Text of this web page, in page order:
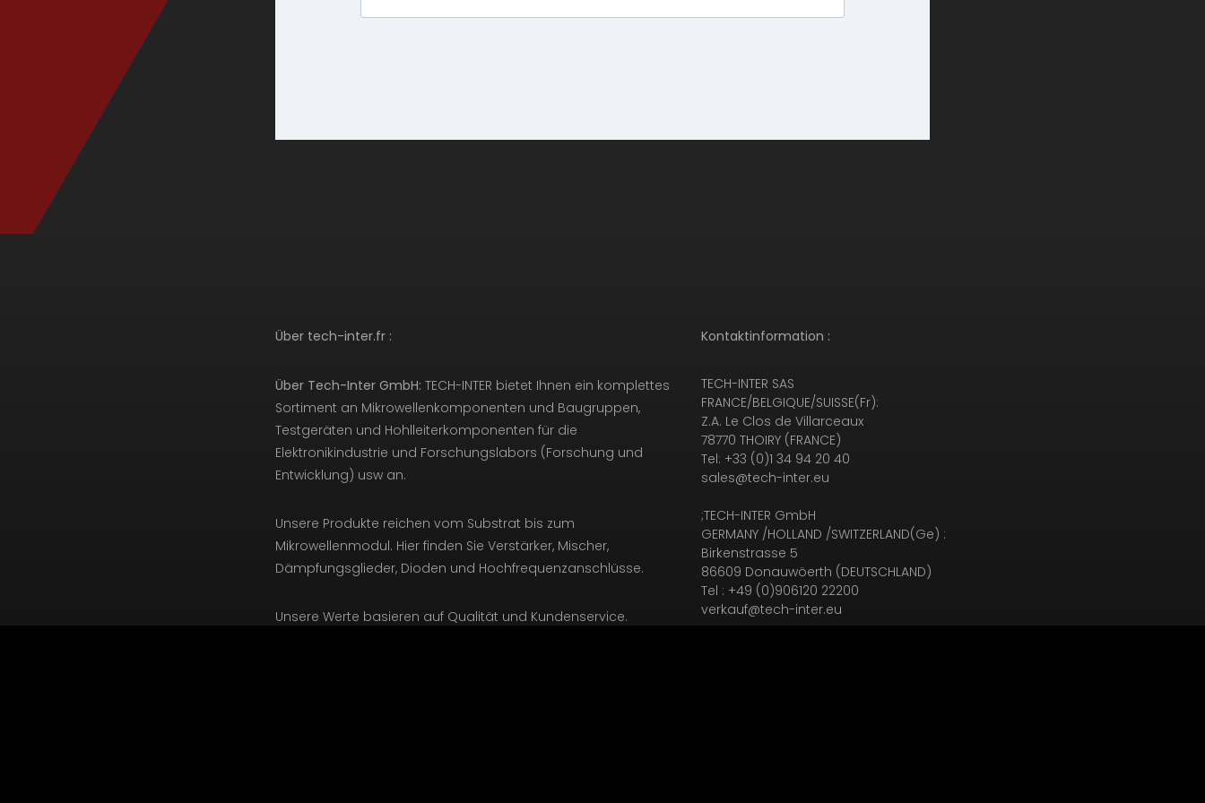
Über tech-inter.fr :
Über Tech-Inter GmbH: TECH-INTER bietet Ihnen ein komplettes
Sortiment an Mikrowellenkomponenten und Baugruppen,
Testgeräten und Hohlleiterkomponenten für die
Elektronikindustrie und Forschungslabors (Forschung und
Entwicklung) usw an.
Unsere Produkte reichen vom Substrat bis zum
Mikrowellenmodul. Hier finden Sie Verstärker, Mischer,
Dämpfungsglieder, Dioden und Hochfrequenzanschlüsse.
Unsere Werte basieren auf Qualität und Kundenservice.
Kontaktinformation :
TECH-INTER SAS
FRANCE/BELGIQUE/SUISSE(Fr):
Z.A. Le Clos de Villarceaux
78770 THOIRY (FRANCE)
Tel: +33 (0)1 34 94 20 40
sales@tech-inter.eu
;TECH-INTER GmbH
GERMANY /HOLLAND /SWITZERLAND(Ge) :
Birkenstrasse 5
86609 Donauwöerth (DEUTSCHLAND)
Tel : +49 (0)906120 22200
verkauf@tech-inter.eu